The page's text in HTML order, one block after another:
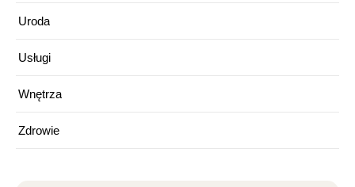
Uroda
Usługi
Wnętrza
Zdrowie